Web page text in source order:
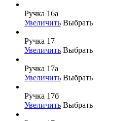
Ручка 16а
Увеличить Выбрать
Ручка 17
Увеличить Выбрать
Ручка 17а
Увеличить Выбрать
Ручка 17б
Увеличить Выбрать